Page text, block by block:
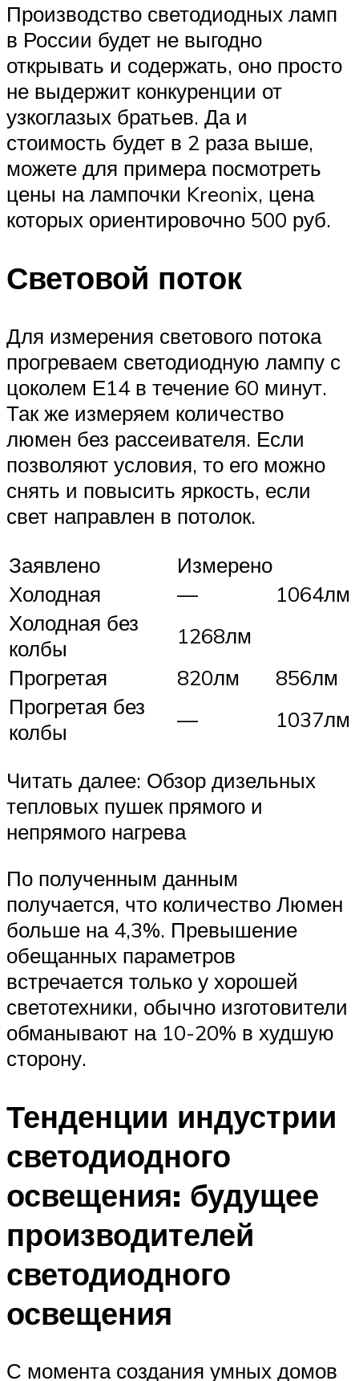
Производство светодиодных ламп
в России будет не выгодно
открывать и содержать, оно просто
не выдержит конкуренции от
узкоглазых братьев. Да и
стоимость будет в 2 раза выше,
можете для примера посмотреть
цены на лампочки Kreonix, цена
которых ориентировочно 500 руб.
Световой поток
Для измерения светового потока
прогреваем светодиодную лампу с
цоколем Е14 в течение 60 минут.
Так же измеряем количество
люмен без рассеивателя. Если
позволяют условия, то его можно
снять и повысить яркость, если
свет направлен в потолок.
Заявлено
Измерено
Холодная
—
1064лм
Холодная без
колбы
1268лм
Прогретая
820лм
856лм
Прогретая без
колбы
— 1037лм
Читать далее: Обзор дизельных
тепловых пушек прямого и
непрямого нагрева
По полученным данным
получается, что количество Люмен
больше на 4,3%. Превышение
обещанных параметров
встречается только у хорошей
светотехники, обычно изготовители
обманывают на 10-20% в худшую
сторону.
Тенденции индустрии
светодиодного
освещения: будущее
производителей
светодиодного
освещения
С момента создания умных домов